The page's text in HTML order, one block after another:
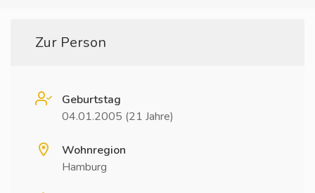
Zur Person
Geburtstag
04.01.2005 (21 Jahre)
Wohnregion
Hamburg